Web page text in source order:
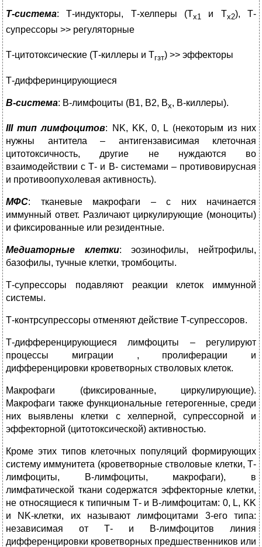
Т-система: Т-индукторы, Т-хелперы (Тх1 и Тх2), Т-
супрессоры >> регуляторные
Т-цитотоксические (Т-киллеры и Тгзт) >> эффекторы
Т-дифферинцирующиеся
В-система: В-лимфоциты (В1, В2, Вх, В-киллеры).
IIIтип лимфоцитов: NK, KK, 0, L (некоторым из них
нужны антитела – антигензависимая клеточная
цитотоксичность, другие не нуждаются во
взаимодействии с Т- и В- системами – противовирусная
и противоопухолевая активность).
МФС: тканевые макрофаги – с них начинается
иммунный ответ. Различают циркулирующие (моноциты)
и фиксированные или резидентные.
Медиаторные клетки: эозинофилы, нейтрофилы,
базофилы, тучные клетки, тромбоциты.
Т-супрессоры подавляют реакции клеток иммунной
системы.
Т-контрсупрессоры отменяют действие Т-супрессоров.
Т-дифференцирующиеся лимфоциты – регулируют
процессы миграции , пролиферации и
дифференцировки кроветворных стволовых клеток.
Макрофаги (фиксированные, циркулирующие).
Макрофаги также функциональные гетерогенные, среди
них выявлены клетки с хелперной, супрессорной и
эффекторной (цитотоксической) активностью.
Кроме этих типов клеточных популяций формирующих
систему иммунитета (кроветворные стволовые клетки, Т-
лимфоциты, В-лимфоциты, макрофаги), в
лимфатической ткани содержатся эффекторные клетки,
не относящиеся к типичным Т- и В-лимфоцитам: 0, L, KK
и NK-клетки, их называют лимфоцитами 3-его типа:
независимая от Т- и В-лимфоцитов линия
дифференцировки кроветворных предшественников или